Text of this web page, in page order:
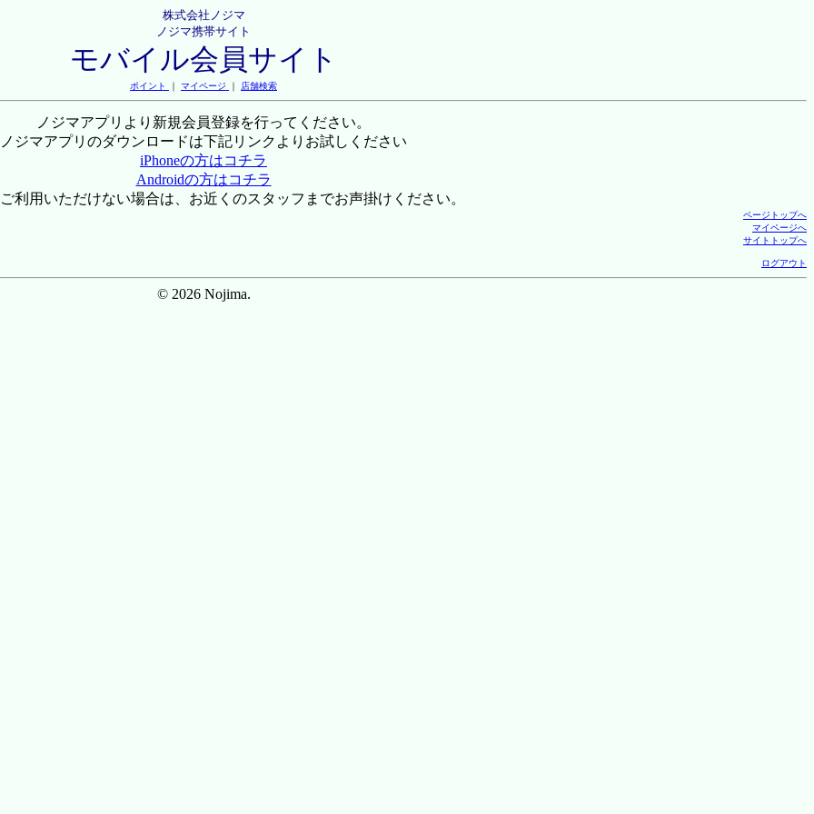
株式会社ノジマ
ノジマ携帯サイト
モバイル会員サイト
ポイント ｜ マイページ ｜ 店舗検索
ノジマアプリより新規会員登録を行ってください。
ノジマアプリのダウンロードは下記リンクよりお試しください
iPhoneの方はコチラ
Androidの方はコチラ
利用いただけない場合は、お近くのスタッフまでお声掛けください。
ページトップへ
マイページへ
サイトトップへ
ログアウト
© 2026 Nojima.